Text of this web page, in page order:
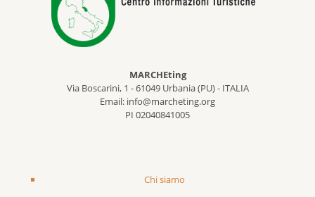
MARCHEting
Via Boscarini, 1 - 61049 Urbania (PU) - ITALIA
Email: info@marcheting.org
PI 02040841005
Chi siamo